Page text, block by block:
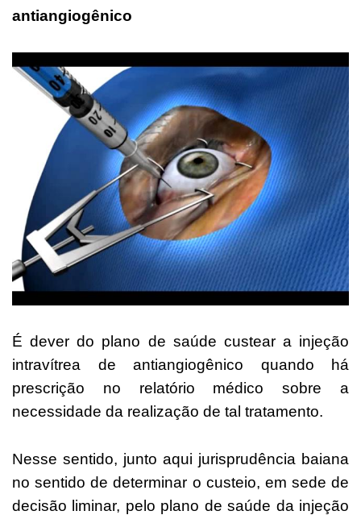
antiangiogênico
É dever do plano de saúde custear a injeção
intravítrea de antiangiogênico quando há
prescrição no relatório médico sobre a
necessidade da realização de tal tratamento.
Nesse sentido, junto aqui jurisprudência baiana
no sentido de determinar o custeio, em sede de
decisão liminar, pelo plano de saúde da injeção